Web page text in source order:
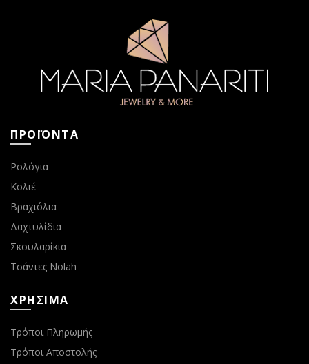
ΠΡΟΪΟΝΤΑ
Ρολόγια
Κολιέ
Βραχιόλια
Δαχτυλίδια
Σκουλαρίκια
Τσάντες Nolah
ΧΡΗΣΙΜΑ
Τρόποι Πληρωμής
Τρόποι Αποστολής